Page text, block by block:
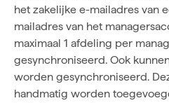
het zakelijke e-mailadres van
mailadres van het
maximaal 1 afdeling per
gesynchroniseerd. Ook
worden gesynchroniseerd.
handmatig worden